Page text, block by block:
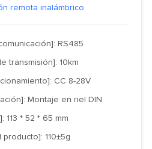
remota inalámbrico
RS485
transmisión]: 10km
CC 8-28V
Montaje en riel DIN
113 * 52 * 65 mm
110±5g